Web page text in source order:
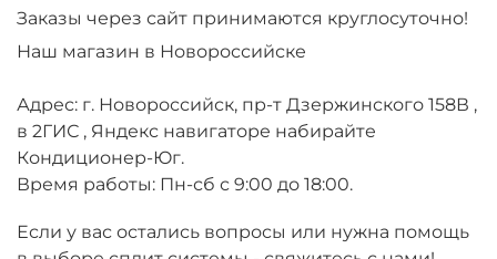
Заказы через сайт принимаются круглосуточно!
Наш магазин в Новороссийске
Адрес: г. Новороссийск, пр-т Дзержинского 158В ,
в 2ГИС , Яндекс навигаторе набирайте
Кондиционер-Юг.
Время работы: Пн-сб с 9:00 до 18:00.
Если у вас остались вопросы или нужна помощь